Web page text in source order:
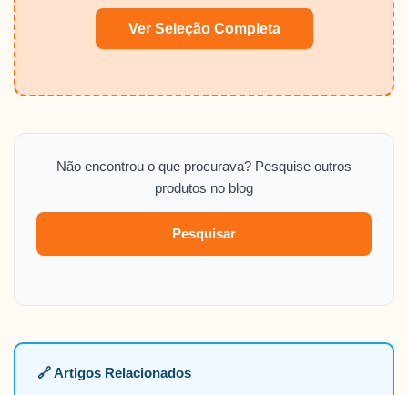
Ver Seleção Completa
Não encontrou o que procurava? Pesquise outros
produtos no blog
Pesquisar
🔗 Artigos Relacionados